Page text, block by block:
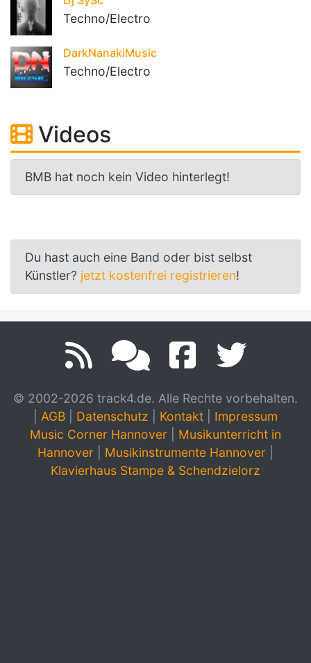
Techno/Electro
DarkNanakiMusic
Techno/Electro
Videos
BMB hat noch kein Video hinterlegt!
Du hast auch eine Band oder bist selbst
Künstler? jetzt kostenfrei registrieren!
© 2002-2026 track4.de. Alle Rechte vorbehalten.
AGB Datenschutz Kontakt
Impressum
Music Corner Hannover
Musikunterricht in
Hannover
Musikinstrumente Hannover
Klavierhaus Stampe & Schendzielorz